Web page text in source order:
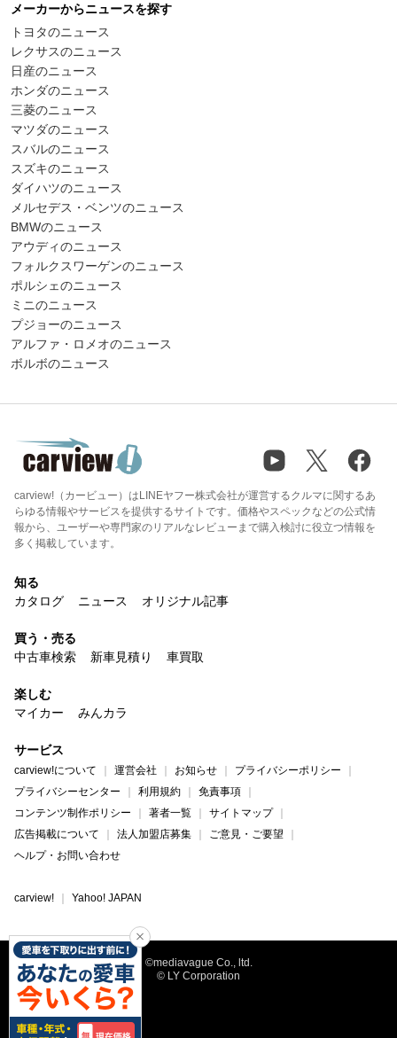
メーカーからニュースを探す
トヨタのニュース
レクサスのニュース
日産のニュース
ホンダのニュース
三菱のニュース
マツダのニュース
スバルのニュース
スズキのニュース
ダイハツのニュース
メルセデス・ベンツのニュース
BMWのニュース
アウディのニュース
フォルクスワーゲンのニュース
ポルシェのニュース
ミニのニュース
プジョーのニュース
アルファ・ロメオのニュース
ボルボのニュース
carview!（カービュー）はLINEヤフー株式会社が運営するクルマに関するあ
らゆる情報やサービスを提供するサイトです。価格やスペックなどの公式情
報から、ユーザーや専門家のリアルなレビューまで購入検討に役立つ情報を
多く掲載しています。
知る
カタログ
ニュース オリジナル記事
買う・売る
中古車検索
新車見積り 車買取
楽しむ
マイカー
みんカラ
サービス
carview!について 運営会社 お知らせ
プライバシーポリシー
プライバシーセンター
利用規約
免責事項
コンテンツ制作ポリシー
著者一覧
サイトマップ
広告掲載について
法人加盟店募集
ご意見・ご要望
ヘルプ・お問い合わせ
carview! Yahoo! JAPAN
©mediavague Co., ltd.
© LY Corporation